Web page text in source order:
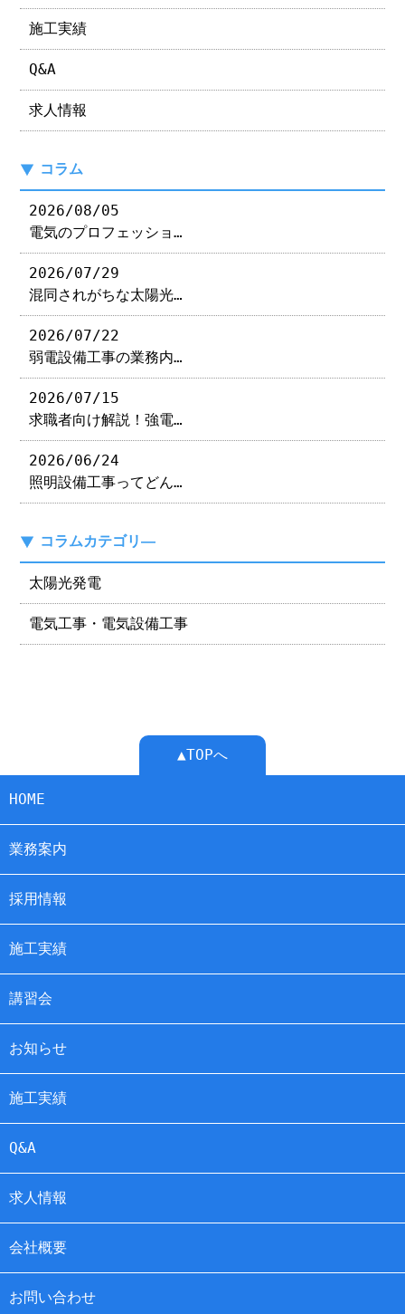
施工実績
Q&A
求人情報
コラム
2026/08/05
電気のプロフェッショ…
2026/07/29
混同されがちな太陽光…
2026/07/22
弱電設備工事の業務内…
2026/07/15
求職者向け解説！強電…
2026/06/24
照明設備工事ってどん…
コラムカテゴリ―
太陽光発電
電気工事・電気設備工事
▲TOPへ
HOME
業務案内
採用情報
施工実績
講習会
お知らせ
施工実績
Q&A
求人情報
会社概要
お問い合わせ